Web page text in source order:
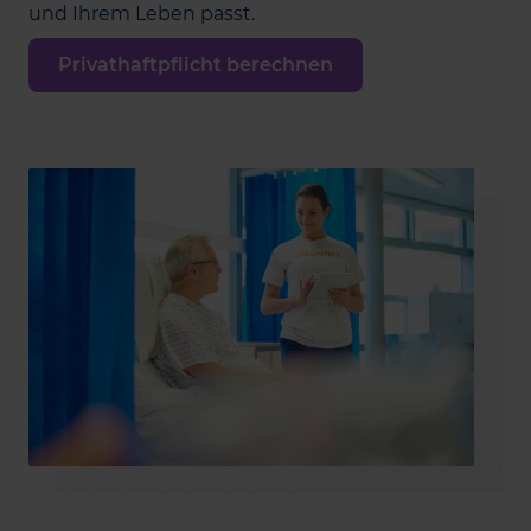
und Ihrem Leben passt.
Privathaftpflicht berechnen